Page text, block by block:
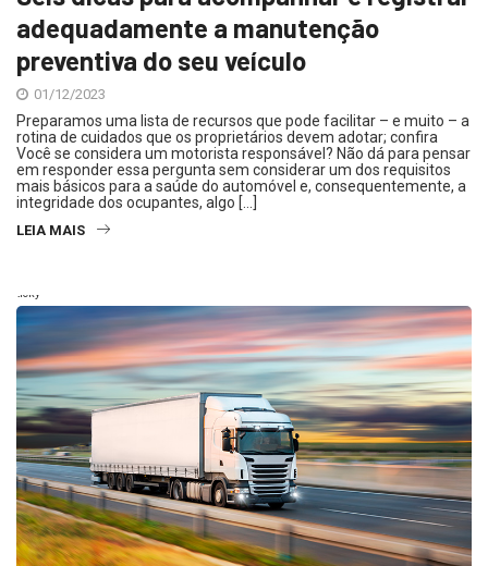
adequadamente a manutenção
preventiva do seu veículo
01/12/2023
Preparamos uma lista de recursos que pode facilitar – e muito – a
rotina de cuidados que os proprietários devem adotar; confira
Você se considera um motorista responsável? Não dá para pensar
em responder essa pergunta sem considerar um dos requisitos
mais básicos para a saúde do automóvel e, consequentemente, a
integridade dos ocupantes, algo […]
LEIA MAIS
Sticky